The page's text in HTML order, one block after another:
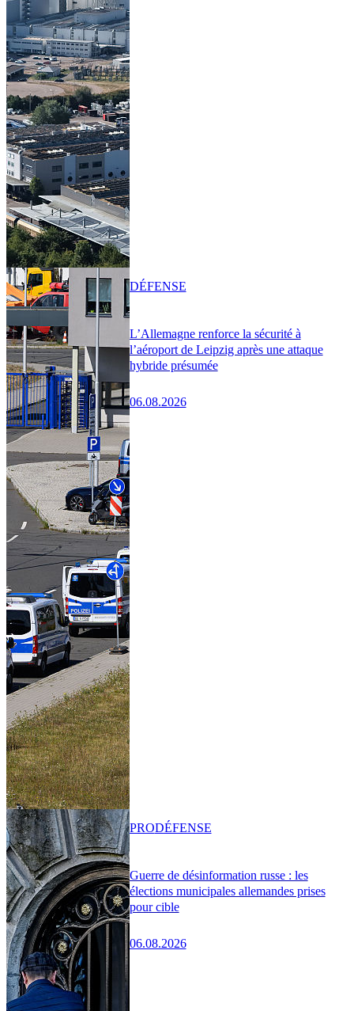
L’Allemagne renforce la sécurité à
l’aéroport de Leipzig après une attaque
hybride présumée
06.08.2026
DÉFENSE
Guerre de désinformation russe : les
élections municipales allemandes prises
pour cible
06.08.2026
PRODÉFENSE